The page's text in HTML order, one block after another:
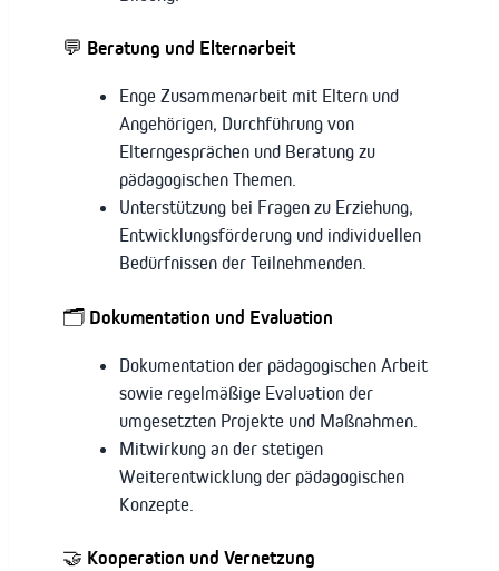
💬 Beratung und Elternarbeit
Enge Zusammenarbeit mit Eltern und
Angehörigen, Durchführung von
Elterngesprächen und Beratung zu
pädagogischen Themen.
Unterstützung bei Fragen zu Erziehung,
Entwicklungsförderung und individuellen
Bedürfnissen der Teilnehmenden.
🗂️ Dokumentation und Evaluation
Dokumentation der pädagogischen Arbeit
sowie regelmäßige Evaluation der
umgesetzten Projekte und Maßnahmen.
Mitwirkung an der stetigen
Weiterentwicklung der pädagogischen
Konzepte.
🤝 Kooperation und Vernetzung